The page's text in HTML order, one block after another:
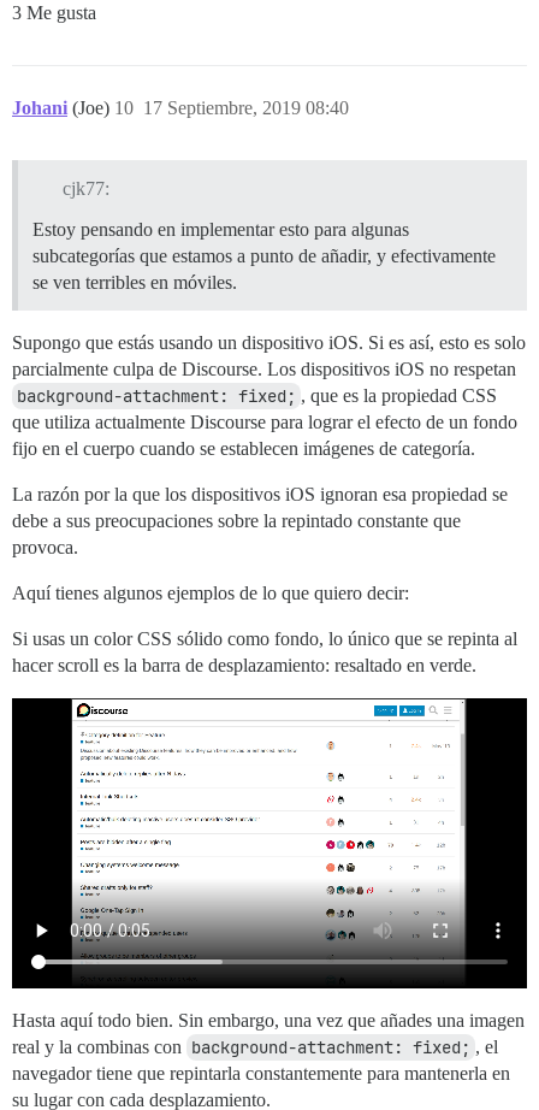
3 Me gusta
Johani (Joe) 17 Septiembre, 2019 08:40
10
cjk77:
Estoy pensando en implementar esto para algunas
subcategorías que estamos a punto de añadir, y efectivamente
se ven terribles en móviles.
Supongo que estás usando un dispositivo iOS. Si es así, esto es solo
parcialmente culpa de Discourse. Los dispositivos iOS no respetan
background-attachment: fixed; , que es la propiedad CSS
que utiliza actualmente Discourse para lograr el efecto de un fondo
fijo en el cuerpo cuando se establecen imágenes de categoría.
La razón por la que los dispositivos iOS ignoran esa propiedad se
debe a sus preocupaciones sobre la repintado constante que
provoca.
Aquí tienes algunos ejemplos de lo que quiero decir:
Si usas un color CSS sólido como fondo, lo único que se repinta al
hacer scroll es la barra de desplazamiento: resaltado en verde.
Hasta aquí todo bien. Sin embargo, una vez que añades una imagen
real y la combinas con background-attachment: fixed; , el
navegador tiene que repintarla constantemente para mantenerla en
su lugar con cada desplazamiento.